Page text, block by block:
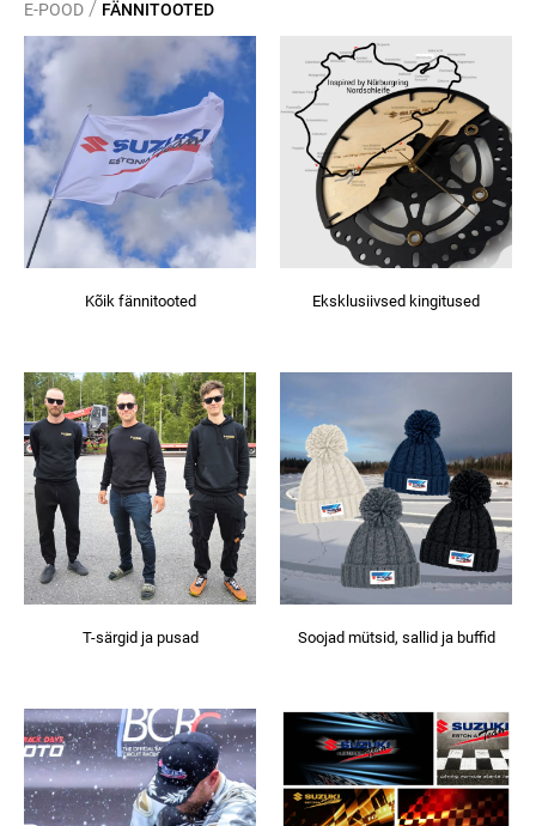
E-POOD / FÄNNITOOTED
Kõik fännitooted Eksklusiivsed kingitused
T-särgid ja pusad Soojad mütsid, sallid ja buffid